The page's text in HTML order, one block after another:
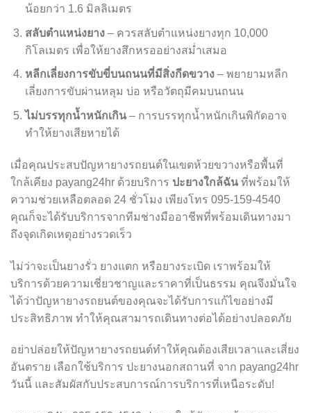
น้อยกว่า 1.6 มิลลิเมตร
สลับตำแหน่งยาง– ควรสลับตำแหน่งยางทุก 10,000
กิโลเมตร เพื่อให้ยางสึกหรออย่างสม่ำเสมอ
หลีกเลี่ยงการขับขี่บนถนนที่มีสิ่งกีดขวาง– พยายามหลีก
เลี่ยงการขับผ่านหลุม บ่อ หรือวัตถุมีคมบนถนน
ไม่บรรทุกน้ำหนักเกิน– การบรรทุกน้ำหนักเกินพิกัดอาจ
ทำให้ยางเสียหายได้
เมื่อคุณประสบปัญหายางรถยนต์ในเขตห้วยขวางหรือพื้นที่
ใกล้เคียง payang24hr ด้วยบริการ ปะยางใกล้ฉัน ที่พร้อมให้
ความช่วยเหลือตลอด 24 ชั่วโมง เพียงโทร 095-159-4540
คุณก็จะได้รับบริการจากทีมช่างมืออาชีพที่พร้อมเดินทางมา
ถึงจุดเกิดเหตุอย่างรวดเร็ว
ไม่ว่าจะเป็นยางรั่ว ยางแตก หรือยางระเบิด เราพร้อมให้
บริการด้วยความเชี่ยวชาญและราคาที่เป็นธรรม คุณจึงมั่นใจ
ได้ว่าปัญหายางรถยนต์ของคุณจะได้รับการแก้ไขอย่างมี
ประสิทธิภาพ ทำให้คุณสามารถเดินทางต่อได้อย่างปลอดภัย
อย่าปล่อยให้ปัญหายางรถยนต์ทำให้คุณต้องเสียเวลาและเสี่ยง
อันตราย เลือกใช้บริการ ปะยางนอกสถานที่ จาก payang24hr
วันนี้ และสัมผัสกับประสบการณ์การบริการที่เหนือระดับ!